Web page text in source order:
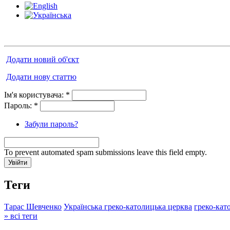
Додати новий об'єкт
Додати нову статтю
Ім'я користувача: *
Пароль: *
Забули пароль?
To prevent automated spam submissions leave this field empty.
Теги
Тарас Шевченко Українська греко-католицька церква греко-
» всі теги